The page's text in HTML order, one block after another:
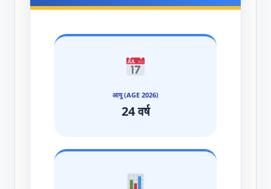
आयु (AGE 2026)
24 वर्ष